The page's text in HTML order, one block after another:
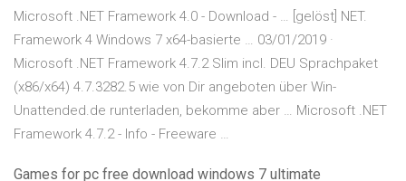
Microsoft .NET Framework 4.0 - Download - … [gelöst] NET.
Framework 4 Windows 7 x64-basierte … 03/01/2019 ·
Microsoft .NET Framework 4.7.2 Slim incl. DEU Sprachpaket
(x86/x64) 4.7.3282.5 wie von Dir angeboten über Win-
Unattended.de runterladen, bekomme aber … Microsoft .NET
Framework 4.7.2 - Info - Freeware …
Games for pc free download windows 7 ultimate